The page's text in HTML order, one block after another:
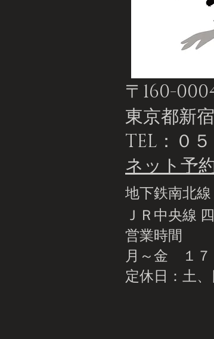
〒160-
東京都新
TEL：０
ネット予
地下鉄南北
ＪＲ中央線
営業時間
月～金 １７
定休日：土